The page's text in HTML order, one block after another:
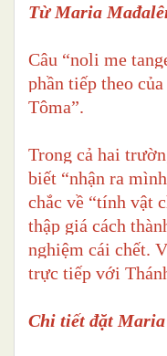
Từ Maria
Câu “noli me
phần tiếp theo
Tôma”.
Trong cả hai
biết “nhận ra
chắc về “tính vật
thập giá cách
nghiệm cái chết.
trực tiếp với
Chi tiết đặt Maria